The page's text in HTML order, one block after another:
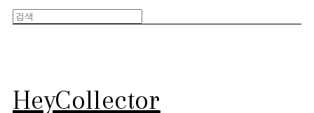
HeyCollector